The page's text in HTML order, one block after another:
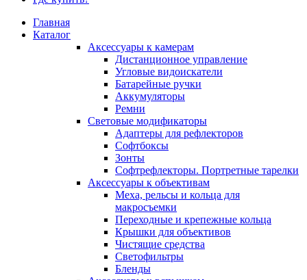
Главная
Каталог
Аксессуары к камерам
Дистанционное управление
Угловые видоискатели
Батарейные ручки
Аккумуляторы
Ремни
Световые модификаторы
Адаптеры для рефлекторов
Софтбоксы
Зонты
Софтрефлекторы. Портретные тарелки
Аксессуары к объективам
Меха, рельсы и кольца для
макросъемки
Переходные и крепежные кольца
Крышки для объективов
Чистящие средства
Светофильтры
Бленды